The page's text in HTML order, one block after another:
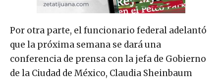
Por otra parte, el funcionario federal adelantó
que la próxima semana se dará una
conferencia de prensa con la jefa de Gobierno
de la Ciudad de México, Claudia Sheinbaum